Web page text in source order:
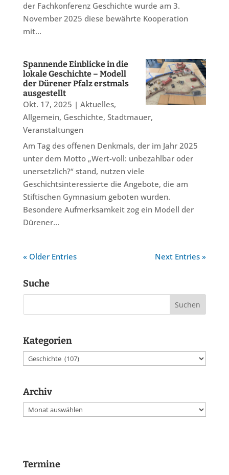
der Fachkonferenz Geschichte wurde am 3.
November 2025 diese bewährte Kooperation
mit...
Spannende Einblicke in die
lokale Geschichte – Modell
der Dürener Pfalz erstmals
ausgestellt
Okt. 17, 2025 | Aktuelles,
Allgemein, Geschichte, Stadtmauer,
Veranstaltungen
Am Tag des offenen Denkmals, der im Jahr 2025
unter dem Motto „Wert-voll: unbezahlbar oder
unersetzlich?“ stand, nutzen viele
Geschichtsinteressierte die Angebote, die am
Stiftischen Gymnasium geboten wurden.
Besondere Aufmerksamkeit zog ein Modell der
Dürener...
« Older Entries Next Entries »
Suche
Kategorien
Kategorien
Archiv
Archiv
Termine